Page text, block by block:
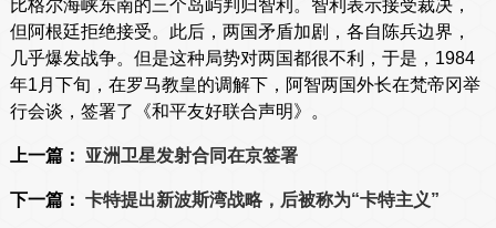
比格尔海峡东南的三个岛屿判归智利。智利表示接受裁决，
但阿根廷拒绝接受。此后，两国矛盾加剧，各自陈兵边界，
几乎爆发战争。但是这种局势对两国都很不利，于是，1984
年1月下旬，在罗马教皇的调解下，阿智两国外长在梵帝冈举
行会谈，签署了《和平友好联合声明》。
上一篇： 亚洲卫星发射合同在京签署
下一篇： 卡特提出新波斯湾战略，后被称为“卡特主义”